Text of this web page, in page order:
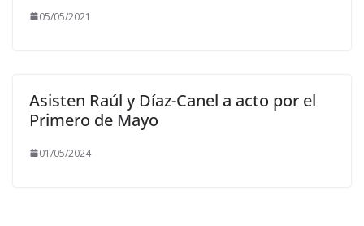
05/05/2021
Asisten Raúl y Díaz-Canel a acto por el
Primero de Mayo
01/05/2024